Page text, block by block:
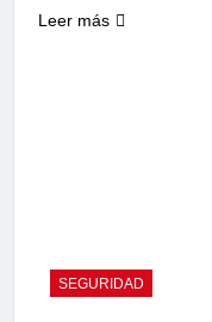
Leer más
SEGURIDAD